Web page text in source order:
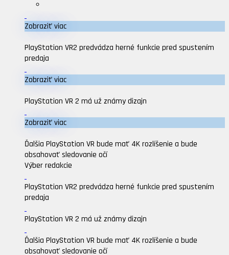
Zobraziť viac
PlayStation VR2 predvádza herné funkcie pred spustením
predaja
Zobraziť viac
PlayStation VR 2 má už známy dizajn
Zobraziť viac
Ďalšia PlayStation VR bude mať 4K rozlíšenie a bude
obsahovať sledovanie očí
Výber redakcie
PlayStation VR2 predvádza herné funkcie pred spustením
predaja
PlayStation VR 2 má už známy dizajn
Ďalšia PlayStation VR bude mať 4K rozlíšenie a bude
obsahovať sledovanie očí